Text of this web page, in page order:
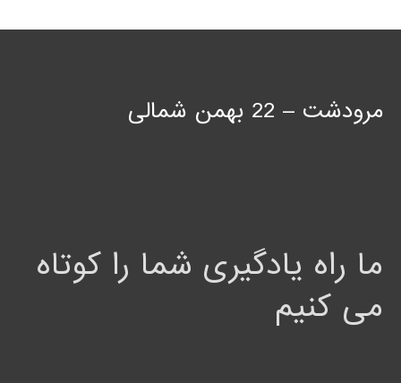
مرودشت – 22 بهمن شمالی
ما راه یادگیری شما را کوتاه
می کنیم